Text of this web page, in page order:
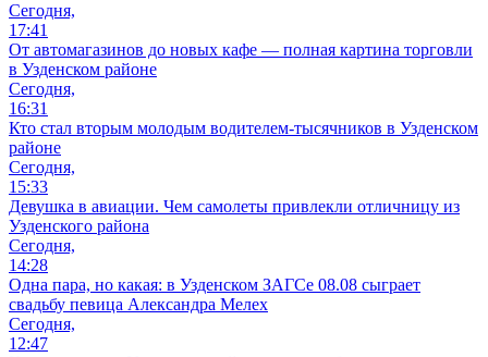
Сегодня,
17:41
От автомагазинов до новых кафе — полная картина торговли
в Узденском районе
Сегодня,
16:31
Кто стал вторым молодым водителем-тысячников в Узденском
районе
Сегодня,
15:33
Девушка в авиации. Чем самолеты привлекли отличницу из
Узденского района
Сегодня,
14:28
Одна пара, но какая: в Узденском ЗАГСе 08.08 сыграет
свадьбу певица Александра Мелех
Сегодня,
12:47